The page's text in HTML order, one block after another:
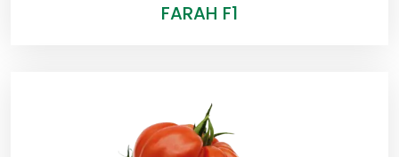
FARAH F1